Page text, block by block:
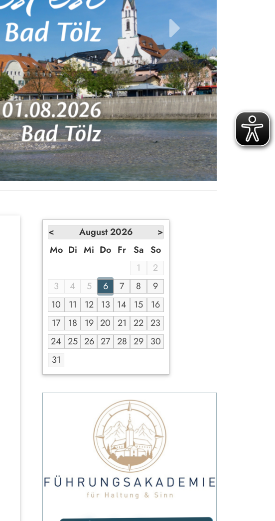
weiter
< >
August 2026
Mo Di Mi Do Fr Sa So
1
2
3
4 5 6 7 8
9
10
11 12 13 14 15
16
17
18 19 20 21 22 23
24 25 26 27 28 29 30
31